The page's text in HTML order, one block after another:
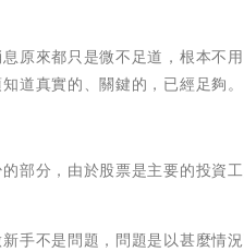
原來都只是微不足道，根本不
道真實的、關鍵的，已經足夠。
部分，由於股票是主要的投資
手不是問題，問題是以甚麼情